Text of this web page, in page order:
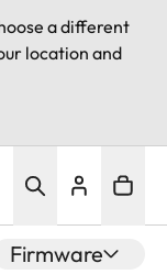
a different
location and
Firmware